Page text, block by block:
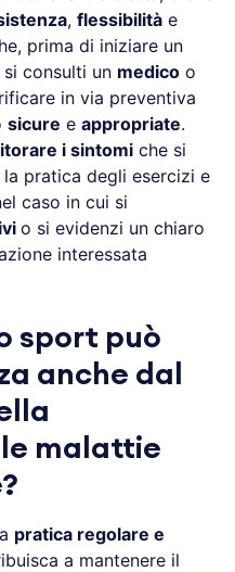
, flessibilità e
prima di iniziare un
consulti un medico o
in via preventiva
sicure e appropriate.
i sintomi che si
pratica degli esercizi e
caso in cui si
o si evidenzi un chiaro
interessata
sport può
anche dal
malattie
pratica regolare e
a mantenere il